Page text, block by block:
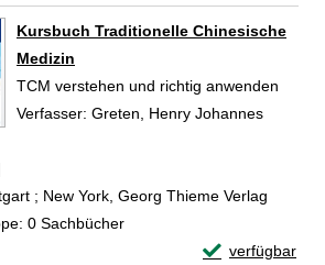
Kursbuch Traditionelle Chinesische
Medizin
TCM verstehen und richtig anwenden
Verfasser: Greten, Henry Johannes
; New York, Georg Thieme Verlag
0 Sachbücher
verfügbar
Exemplar-